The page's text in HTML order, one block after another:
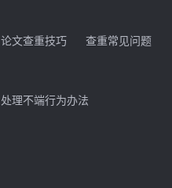
论文查重技巧 查重常见问题
处理不端行为办法